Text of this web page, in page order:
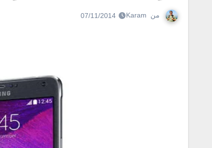
من Karam
07/11/2014